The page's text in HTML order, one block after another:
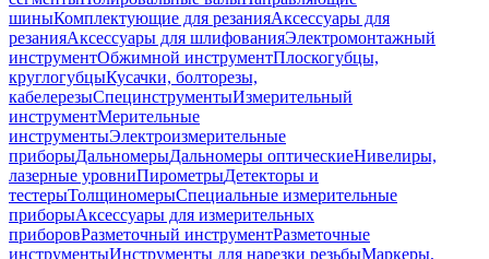
шиныКомплектующие для резанияАксессуары для
резанияАксессуары для шлифованияЭлектромонтажный
инструментОбжимной инструментПлоскогубцы,
круглогубцыКусачки, болторезы,
кабелерезыСпецинструментыИзмерительный
инструментМерительные
инструментыЭлектроизмерительные
приборыДальномерыДальномеры оптическиеНивелиры,
лазерные уровниПирометрыДетекторы и
тестерыТолщиномерыСпециальные измерительные
приборыАксессуары для измерительных
приборовРазметочный инструментРазметочные
инструментыИнструменты для нарезки резьбыМаркеры,